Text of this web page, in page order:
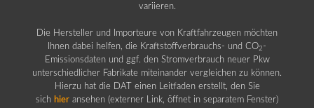
variieren.
Die Hersteller und Importeure von Kraftfahrzeugen möchten
Ihnen dabei helfen, die Kraftstoffverbrauchs- und CO2 -
Emissionsdaten und ggf. den Stromverbrauch neuer Pkw
unterschiedlicher Fabrikate miteinander vergleichen zu können.
Hierzu hat die DAT einen Leitfaden erstellt, den Sie
sich hier ansehen (externer Link, öffnet in separatem Fenster)